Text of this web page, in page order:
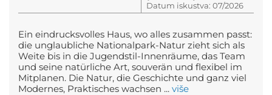
Datum iskustva: 07/2026
Ein eindrucksvolles Haus, wo alles zusammen passt:
die unglaubliche Nationalpark-Natur zieht sich als
Weite bis in die Jugendstil-Innenräume, das Team
und seine natürliche Art, souverän und flexibel im
Mitplanen. Die Natur, die Geschichte und ganz viel
Modernes, Praktisches wachsen ... više